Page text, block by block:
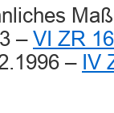
– VI ZR
– IV